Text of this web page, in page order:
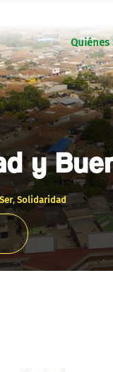
Quiénes
y
,Solidaridad